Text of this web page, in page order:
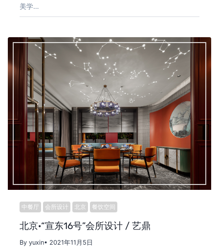
美学…
中餐厅 会所设计 北京 餐饮空间
北京·“宣东16号”会所设计 / 艺鼎
By yuxin• 2021年11月5日